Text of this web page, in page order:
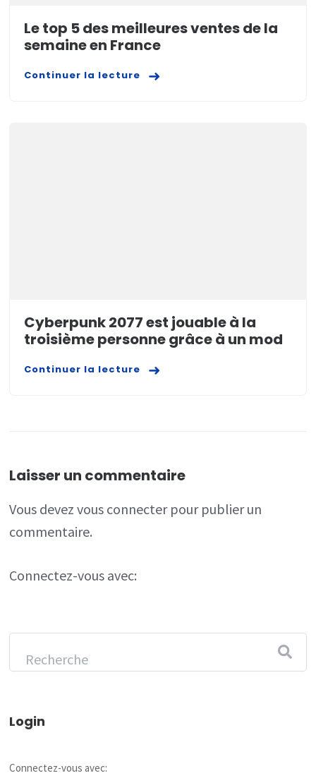
Le top 5 des meilleures ventes de la
semaine en France
Continuer la lecture
Cyberpunk 2077 est jouable à la
troisième personne grâce à un mod
Continuer la lecture
Laisser un commentaire
Vous devezvous connecterpour publier un
commentaire.
Connectez-vous avec:
Login
Connectez-vous avec: